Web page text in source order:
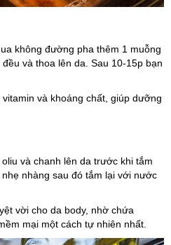
không đường pha thêm 1 muỗng
và thoa lên da. Sau 10-15p bạn
và khoáng chất, giúp dưỡng
và chanh lên da trước khi tắm
nhàng sau đó tắm lại với nước
vời cho da body, nhờ chứa
mại một cách tự nhiên nhất.